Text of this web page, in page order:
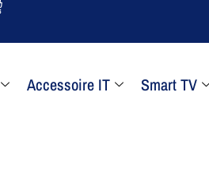
Accessoire IT Smart TV